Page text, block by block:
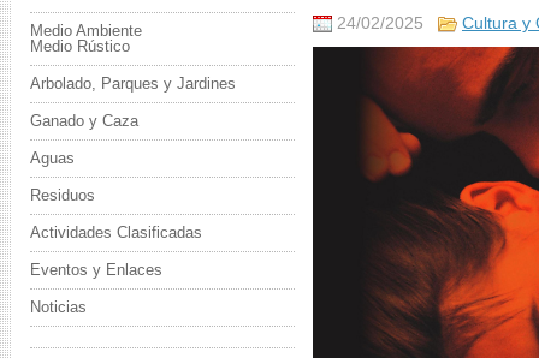
24/02/2025 Cultura y
Medio Ambiente
Medio Rústico
Arbolado, Parques y Jardines
Ganado y Caza
Aguas
Residuos
Actividades Clasificadas
Eventos y Enlaces
Noticias